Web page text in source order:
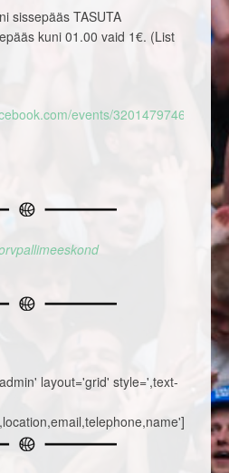
sissepääs TASUTA
kuni 01.00 vaid 1€. (List
events/320147974681988/
layout='grid' style=',text-